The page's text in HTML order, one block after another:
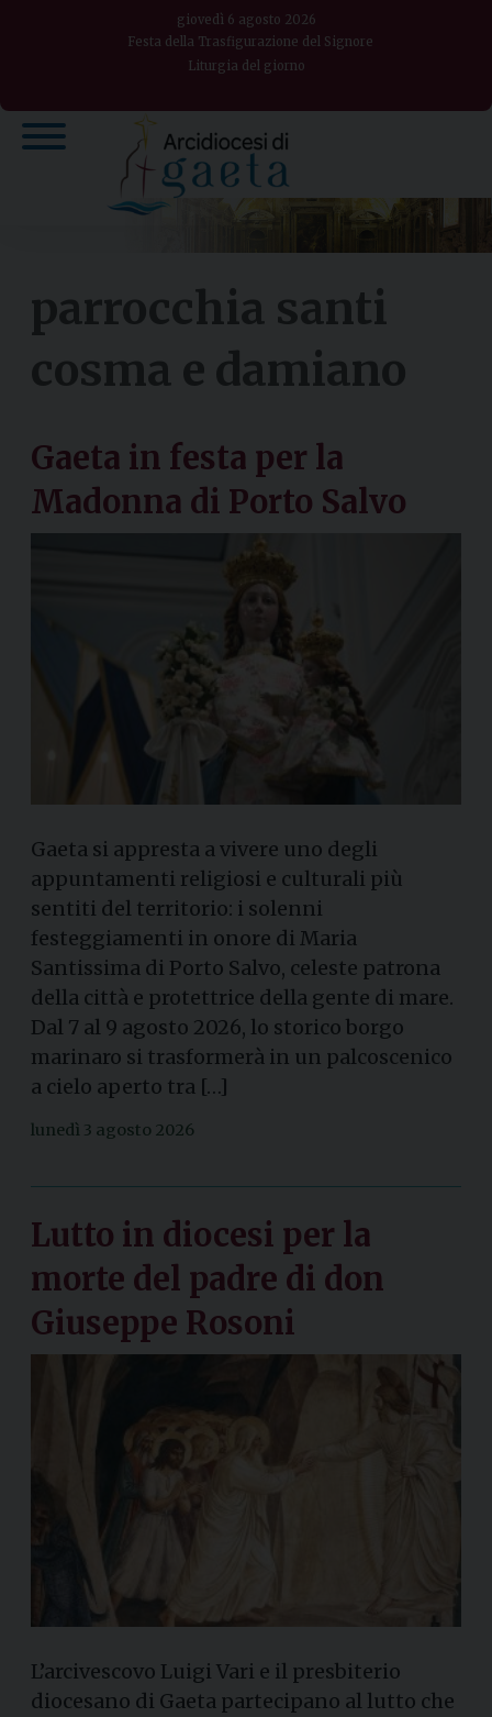
giovedì 6 agosto 2026
Festa della Trasfigurazione del Signore
Liturgia del giorno
parrocchia santi
cosma e damiano
Gaeta in festa per la
Madonna di Porto Salvo
Gaeta si appresta a vivere uno degli
appuntamenti religiosi e culturali più
sentiti del territorio: i solenni
festeggiamenti in onore di Maria
Santissima di Porto Salvo, celeste patrona
della città e protettrice della gente di mare.
Dal 7 al 9 agosto 2026, lo storico borgo
marinaro si trasformerà in un palcoscenico
a cielo aperto tra […]
lunedì 3 agosto 2026
Lutto in diocesi per la
morte del padre di don
Giuseppe Rosoni
L’arcivescovo Luigi Vari e il presbiterio
diocesano di Gaeta partecipano al lutto che